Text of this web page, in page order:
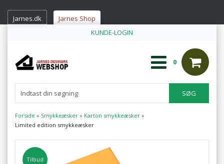
Jarnes.dk
Jarnes Shop
KUNDE-LOGIN
0
Forside » Smykkeæsker » Karton smykkeæsker »
Limited edition smykkeæsker
Tilbud